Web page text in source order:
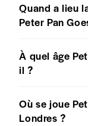
Quand a lieu
Peter Pan
À quel âge
il ?
Où se joue
Londres ?